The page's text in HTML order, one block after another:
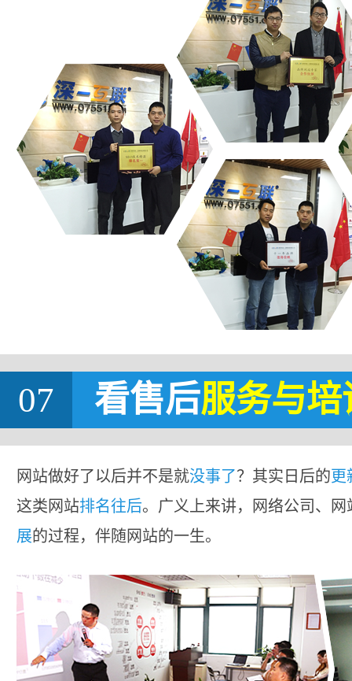
07 看售后服务与培
网站做好了以后并不是就没事了？其实日后的更
这类网站排名往后。广义上来讲，网络公司、
展的过程，伴随网站的一生。